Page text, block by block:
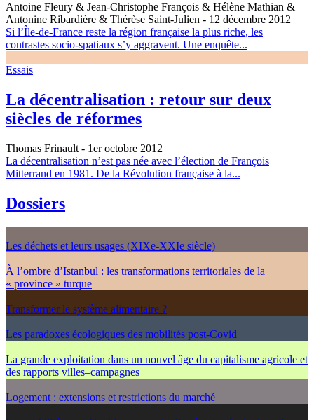
Antoine Fleury & Jean-Christophe François & Hélène Mathian &
Antonine Ribardière & Thérèse Saint-Julien - 12 décembre 2012
Si l’Île-de-France reste la région française la plus riche, les
contrastes socio-spatiaux s’y aggravent. Une enquête...
Essais
La décentralisation : retour sur deux
siècles de réformes
Thomas Frinault - 1er octobre 2012
La décentralisation n’est pas née avec l’élection de François
Mitterrand en 1981. De la Révolution française à la...
Dossiers
Les déchets et leurs usages (XIXe-XXIe siècle)
À l’ombre d’Istanbul : les transformations territoriales de la
« province » turque
Transformer le système alimentaire ?
Les paradoxes écologiques des mobilités post-Covid
La grande exploitation dans un nouvel âge du capitalisme agricole et
des rapports villes–campagnes
Logement : extensions et restrictions du marché